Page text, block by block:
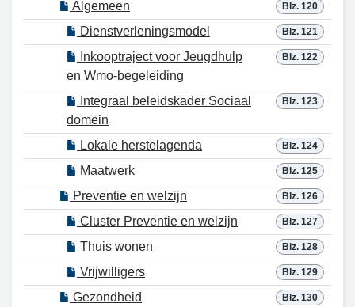
Blz. 120
Algemeen
Blz. 121
Dienstverleningsmodel
Blz. 122
Inkooptraject voor Jeugdhulp
en Wmo-begeleiding
Blz. 123
Integraal beleidskader Sociaal
domein
Blz. 124
Lokale herstelagenda
Blz. 125
Maatwerk
Blz. 126
Preventie en welzijn
Blz. 127
Cluster Preventie en welzijn
Blz. 128
Thuis wonen
Blz. 129
Vrijwilligers
Blz. 130
Gezondheid